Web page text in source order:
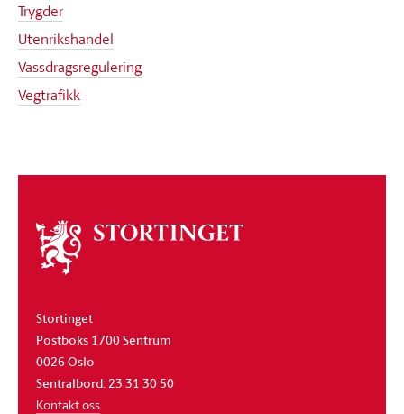
Trygder
Utenrikshandel
Vassdragsregulering
Vegtrafikk
Om
stortinget
Stortinget
Postboks 1700 Sentrum
0026 Oslo
Sentralbord: 23 31 30 50
Kontakt oss